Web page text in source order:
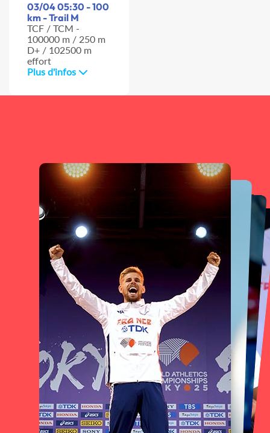
03/04 05:30 - 100
km - Trail M
TCF / TCM -
100000 m / 250 m
D+ / 102500 m
effort
Plus d'infos